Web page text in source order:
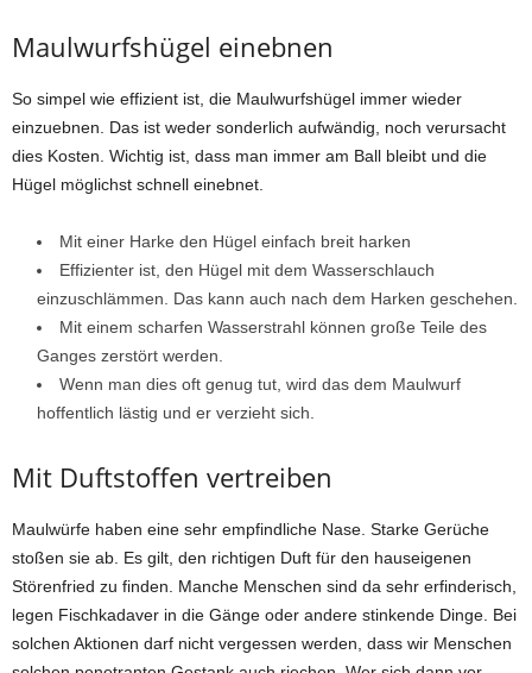
Maulwurfshügel einebnen
So simpel wie effizient ist, die Maulwurfshügel immer wieder
einzuebnen. Das ist weder sonderlich aufwändig, noch verursacht
dies Kosten. Wichtig ist, dass man immer am Ball bleibt und die
Hügel möglichst schnell einebnet.
Mit einer Harke den Hügel einfach breit harken
Effizienter ist, den Hügel mit dem Wasserschlauch
einzuschlämmen. Das kann auch nach dem Harken geschehen.
Mit einem scharfen Wasserstrahl können große Teile des
Ganges zerstört werden.
Wenn man dies oft genug tut, wird das dem Maulwurf
hoffentlich lästig und er verzieht sich.
Mit Duftstoffen vertreiben
Maulwürfe haben eine sehr empfindliche Nase. Starke Gerüche
stoßen sie ab. Es gilt, den richtigen Duft für den hauseigenen
Störenfried zu finden. Manche Menschen sind da sehr erfinderisch,
legen Fischkadaver in die Gänge oder andere stinkende Dinge. Bei
solchen Aktionen darf nicht vergessen werden, dass wir Menschen